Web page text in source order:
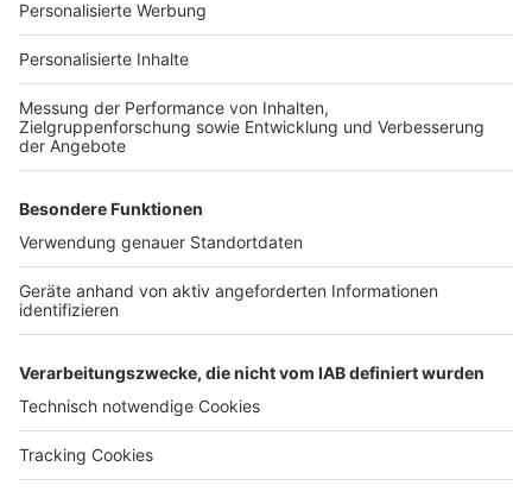
Für Unternehmen
Ihre Baufirma auf bauen.de
Kostenloses Infogespräch